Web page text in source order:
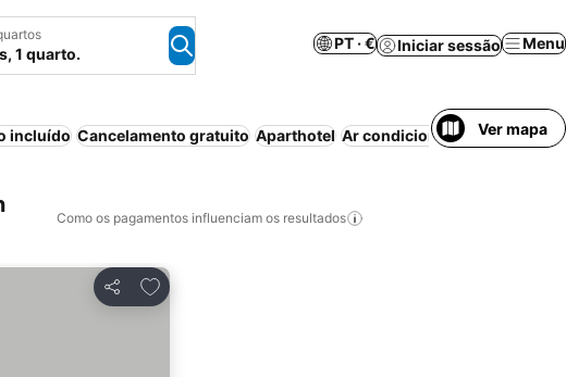
1 quarto.
PT · € Iniciar sessão Menu
incluído Cancelamento gratuito Aparthotel Ar condicionado Wi-fi
Ver mapa
Como os pagamentos influenciam os resultados
Partilhar
Adicionar aos favoritos